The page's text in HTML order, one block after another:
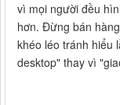
vì mọi người đều
hơn. Đừng bán
khéo léo tránh hiểu
desktop" thay vì